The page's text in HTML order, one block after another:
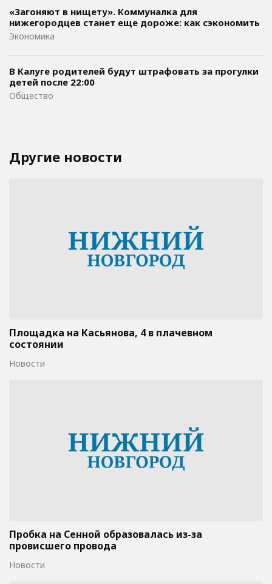
«Загоняют в нищету». Коммуналка для
нижегородцев станет еще дороже: как сэкономить
Экономика
В Калуге родителей будут штрафовать за прогулки
детей после 22:00
Общество
Другие новости
Площадка на Касьянова, 4 в плачевном
состоянии
Новости
Пробка на Сенной образовалась из-за
провисшего провода
Новости